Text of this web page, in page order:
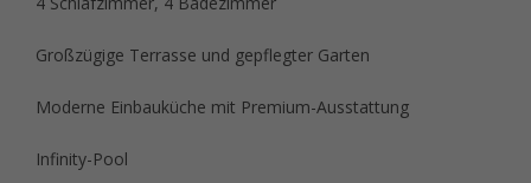
Großzügige Terrasse und gepflegter Garten
Moderne Einbauküche mit Premium-Ausstattung
Infinity-Pool